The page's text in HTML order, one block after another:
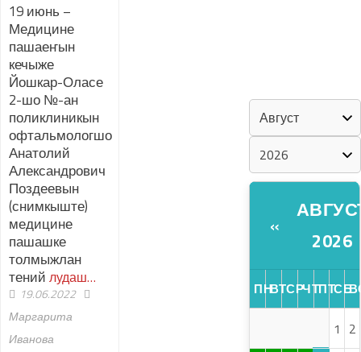
19 июнь –
Медицине
пашаеҥын
кечыже
Йошкар-Оласе
2-шо №-ан
поликлиникын
офтальмологшо
Анатолий
Александрович
Поздеевын
(снимкыште)
медицине
пашашке
толмыжлан
тений лудаш…
19.06.2022
Маргарита
Иванова
«
2026
ПНВТСРЧТПТСБ
1 2